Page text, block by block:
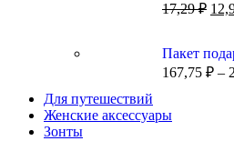
17,29₽
Пакет
167,75 ₽ –
Для путешествий
Женские аксессуары
Зонты